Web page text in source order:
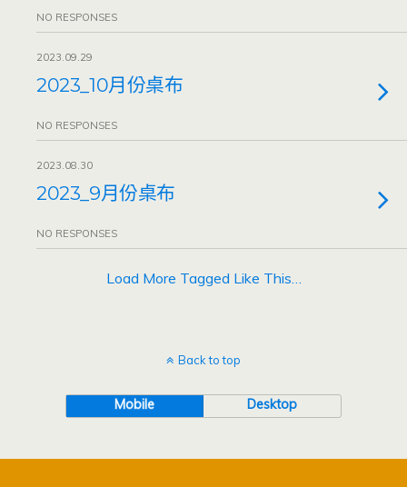
NO RESPONSES
2023.09.29
2023_10月份桌布
NO RESPONSES
2023.08.30
2023_9月份桌布
NO RESPONSES
Load More Tagged Like This…
Back to top
Mobile Desktop